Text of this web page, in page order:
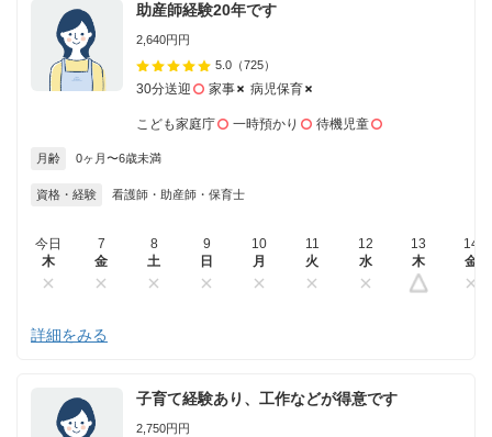
助産師経験20年です
2,640円円
5.0 （725）
30分送迎 家事 病児保育
こども家庭庁 一時預かり 待機児童
月齢 0ヶ月〜6歳未満
資格・経験 看護師・助産師・保育士
今日
木
7
金
8
土
9
日
10
月
11
火
12
水
13
木
14
金
詳細をみる
子育て経験あり、工作などが得意です
2,750円円